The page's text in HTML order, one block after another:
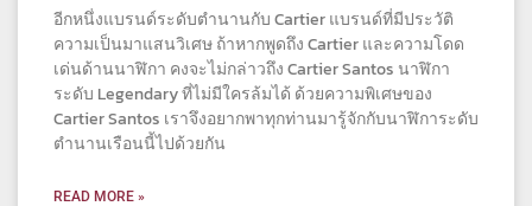
อีกหนึ่งแบรนด์ระดับตำนานกับ Cartier แบรนด์ที่มีประวัติ
ความเป็นมาแสนวิเศษ ถ้าหากพูดถึง Cartier และความโดด
เด่นด้านนาฬิกา คงจะไม่กล่าวถึง Cartier Santos นาฬิกา
ระดับ Legendary ที่ไม่มีใครล้มได้ ด้วยความพิเศษของ
Cartier Santos เราจึงอยากพาทุกท่านมารู้จักกับนาฬิการะดับ
ตำนานเรือนนี้ไปด้วยกัน
READ MORE »